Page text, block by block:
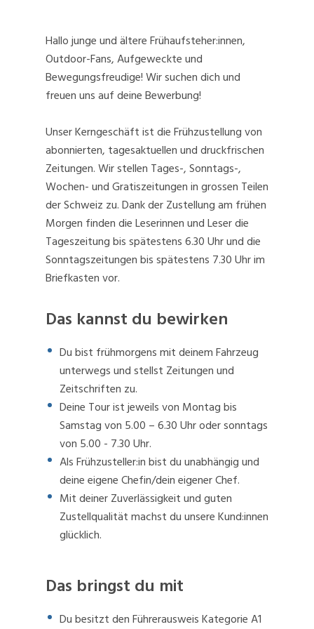
Hallo junge und ältere Frühaufsteher:innen,
Outdoor-Fans, Aufgeweckte und
Bewegungsfreudige! Wir suchen dich und
freuen uns auf deine Bewerbung!
Unser Kerngeschäft ist die Frühzustellung von
abonnierten, tagesaktuellen und druckfrischen
Zeitungen. Wir stellen Tages-, Sonntags-,
Wochen- und Gratiszeitungen in grossen Teilen
der Schweiz zu. Dank der Zustellung am frühen
Morgen finden die Leserinnen und Leser die
Tageszeitung bis spätestens 6.30 Uhr und die
Sonntagszeitungen bis spätestens 7.30 Uhr im
Briefkasten vor.
Das kannst du bewirken
Du bist frühmorgens mit deinem Fahrzeug
unterwegs und stellst Zeitungen und
Zeitschriften zu.
Deine Tour ist jeweils von Montag bis
Samstag von 5.00 – 6.30 Uhr oder sonntags
von 5.00 - 7.30 Uhr.
Als Frühzusteller:in bist du unabhängig und
deine eigene Chefin/dein eigener Chef.
Mit deiner Zuverlässigkeit und guten
Zustellqualität machst du unsere Kund:innen
glücklich.
Das bringst du mit
Du besitzt den Führerausweis Kategorie A1